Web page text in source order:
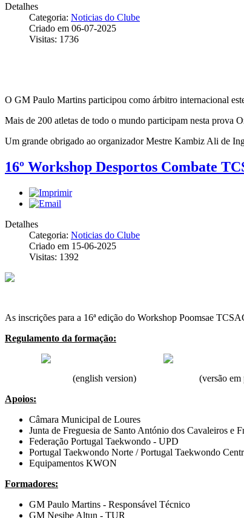
Detalhes
Categoria: Noticias do Clube
Criado em 06-07-2025
Visitas: 1736
O GM Paulo Martins participou como árbitro internacional
Mais de 200 atletas de todo o mundo participam nesta prova
Um grande obrigado ao organizador Mestre Kambiz Ali de
16º Workshop Desportos Combate
Detalhes
Categoria: Noticias do Clube
Criado em 15-06-2025
Visitas: 1392
As inscrições para a 16ª edição do Workshop Poomsae
Regulamento da formação:
(english version) (versão em
Apoios:
Câmara Municipal de Loures
Junta de Freguesia de Santo António dos Cavaleiros e
Federação Portugal Taekwondo - UPD
Portugal Taekwondo Norte / Portugal Taekwondo
Equipamentos KWON
Formadores:
GM Paulo Martins - Responsável Técnico
GM Nesibe Altun - TUR